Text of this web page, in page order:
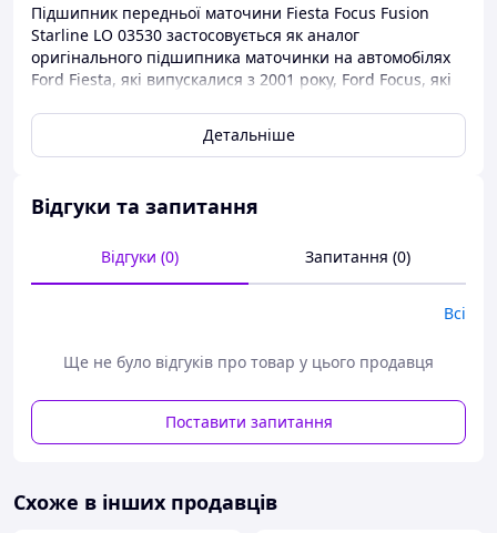
Підшипник передньої маточини Fiesta Focus Fusion
Starline LO 03530 застосовується як аналог
оригінального підшипника маточинки на автомобілях
Ford Fiesta, які випускалися з 2001 року, Ford Focus, які
випускалися з 2002 року.
Підшипники-ступи ви завжди можете придбати в
Детальніше
Відгуки та запитання
Відгуки (0) Запитання (0)
Всі
Ще не було відгуків про товар у цього продавця
Поставити запитання
Схоже в інших продавців